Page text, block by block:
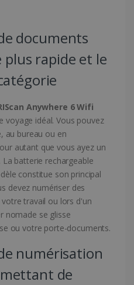
documents
rapide et le
Anywhere 6 Wifi
voyage idéal. Vous pouvez
au bureau ou en
autant que vous ayez un
batterie rechargeable
constitue son principal
devez numériser des
travail ou lors d'un
nomade se glisse
ou votre porte-documents.
numérisation
de